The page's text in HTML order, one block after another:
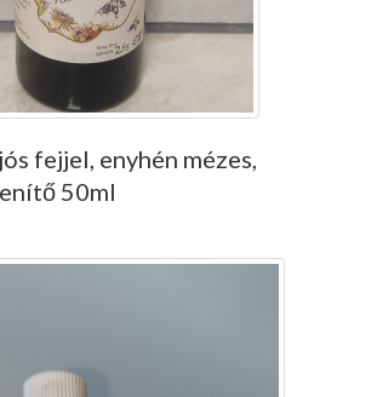
fejjel, enyhén mézes,
50ml